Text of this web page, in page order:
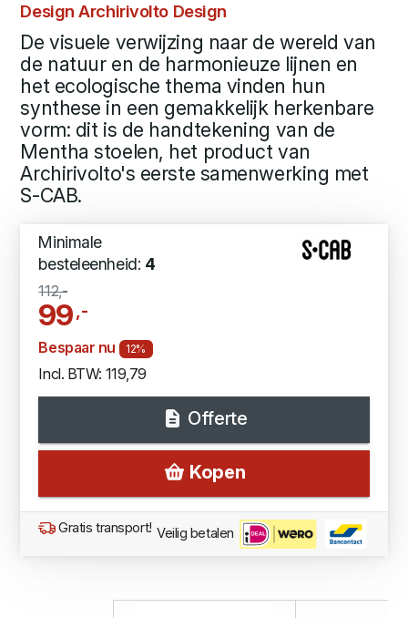
Design Archirivolto Design
De visuele verwijzing naar de wereld van
de natuur en de harmonieuze lijnen en
het ecologische thema vinden hun
synthese in een gemakkelijk herkenbare
vorm: dit is de handtekening van de
Mentha stoelen, het product van
Archirivolto's eerste samenwerking met
S-CAB.
Minimale
besteleenheid: 4
112,-
99,-
Bespaar nu 12%
Incl. BTW: 119,79
Offerte
Kopen
Gratis transport! Veilig betalen